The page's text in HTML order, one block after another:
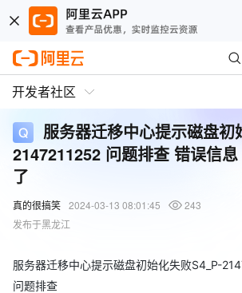
开发者社区
服务器迁移中心提示磁盘初
2147211252 问题排查 错误信
了
真的很搞笑 2024-03-13 08:01:45
243
发布于黑龙江
服务器迁移中心提示磁盘初始化失败S4_P-
问题排查